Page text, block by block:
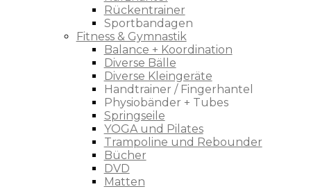
Rückentrainer
Sportbandagen
Fitness & Gymnastik
Balance + Koordination
Diverse Bälle
Diverse Kleingeräte
Handtrainer / Fingerhantel
Physiobänder + Tubes
Springseile
YOGA und Pilates
Trampoline und Rebounder
Bücher
DVD
Matten